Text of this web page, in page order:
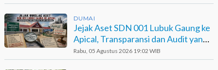
DUMAI
Jejak Aset SDN 001 Lubuk Gaung ke
Apical, Transparansi dan Audit yang
Belum Terjawab
Rabu, 05 Agustus 2026 19:02 WIB